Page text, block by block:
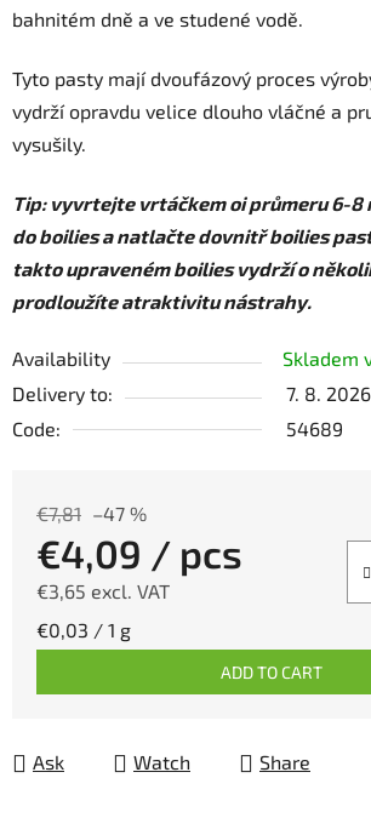
bahnitém dně a ve studené vodě.
Tyto pasty mají dvoufázový proces
vydrží opravdu velice dlouho vláčné a
vysušily.
Tip: vyvrtejte vrtáčkem oi průmeru 6-8
do boilies a natlačte dovnitř boilies
takto upraveném boilies vydrží o
prodloužíte atraktivitu nástrahy.
Availability Skladem
Delivery to:
7. 8. 2026
Code:
54689
€7,81 –47 %
€4,09 / pcs
€3,65 excl. VAT
Measure price:
€0,03 / 1 g
ADD TO CART
Ask Watch Share